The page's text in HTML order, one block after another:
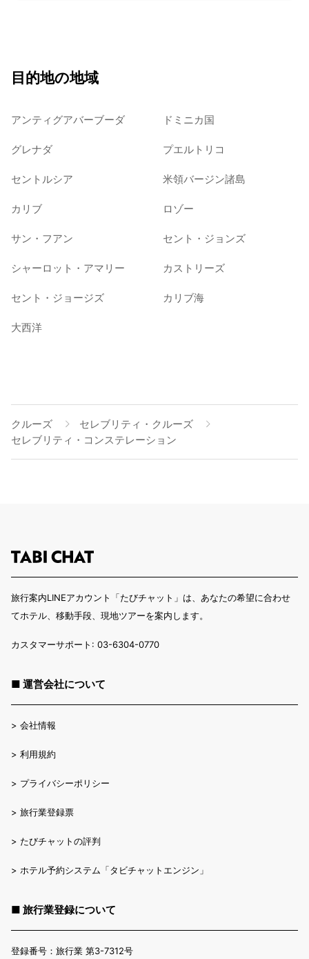
目的地の地域
アンティグアバーブーダ ドミニカ国
グレナダ プエルトリコ
セントルシア 米領バージン諸島
カリブ ロゾー
サン・フアン セント・ジョンズ
シャーロット・アマリー カストリーズ
セント・ジョージズ カリブ海
大西洋
クルーズ
セレブリティ・クルーズ
セレブリティ・コンステレーション
旅行案内LINEアカウント「たびチャット」は、あなたの希望に合わせ
てホテル、移動手段、現地ツアーを案内します。
カスタマーサポート: 03-6304-0770
■ 運営会社について
> 会社情報
> 利用規約
> プライバシーポリシー
> 旅行業登録票
> たびチャットの評判
> ホテル予約システム「タビチャットエンジン」
■ 旅行業登録について
登録番号：旅行業 第3-7312号